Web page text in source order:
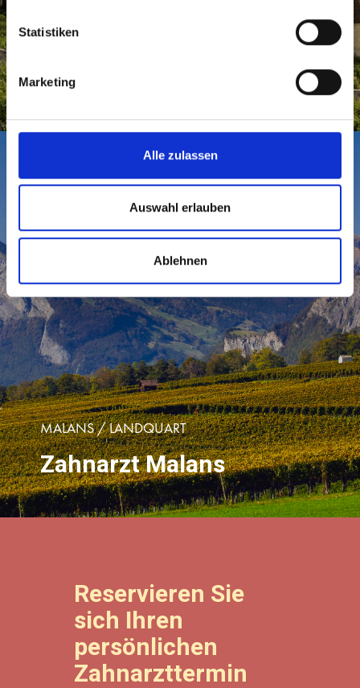
Statistiken
Marketing
Alle zulassen
Auswahl erlauben
Ablehnen
CHUR UND REGION
Zahnarzt Chur
MALANS / LANDQUART
Zahnarzt Malans
Reservieren Sie
sich Ihren
persönlichen
Zahnarzttermin